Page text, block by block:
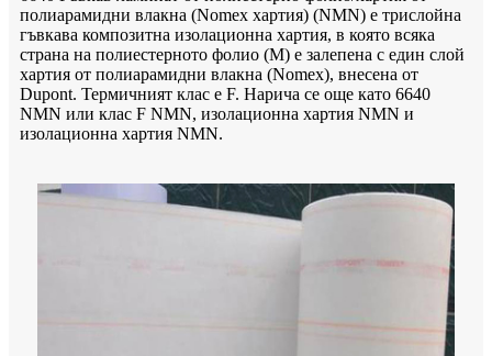
полиарамидни влакна (Nomex хартия) (NMN) е трислойна
гъвкава композитна изолационна хартия, в която всяка
страна на полиестерното фолио (M) е залепена с един слой
хартия от полиарамидни влакна (Nomex), внесена от
Dupont. Термичният клас е F. Нарича се още като 6640
NMN или клас F NMN, изолационна хартия NMN и
изолационна хартия NMN.